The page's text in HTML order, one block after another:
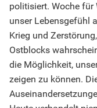
politisiert. Woche
unser Lebensgefühl
Krieg und
Ostblocks
die Möglichkeit,
zeigen zu können.